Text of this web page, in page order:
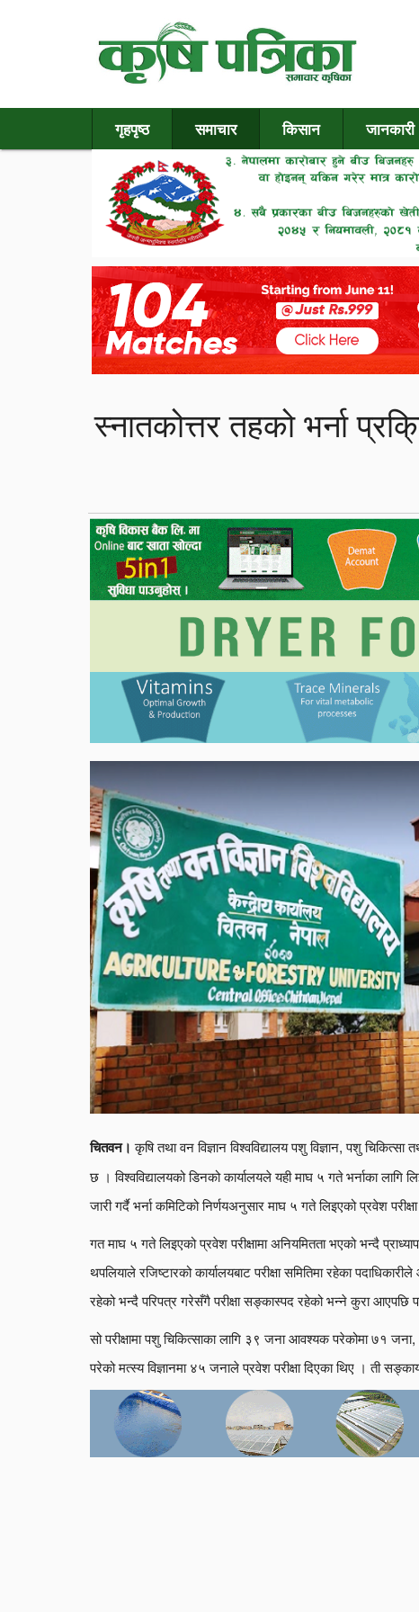
गृहपृष्ठ समाचार किसान जानकारी
स्नातकोत्तर तहको भर्ना
चितवन। कृषि तथा वन विज्ञान विश्वविद्यालय पशु विज्ञान, पशु
छ । विश्वविद्यालयको डिनको कार्यालयले यही माघ ५ गते भर्नाका लागि
जारी गर्दै भर्ना कमिटिको निर्णयअनुसार माघ ५ गते लिइएको प्रवेश
गत माघ ५ गते लिइएको प्रवेश परीक्षामा अनियमितता भएको भन्दै
थपलियाले रजिष्टारको कार्यालयबाट परीक्षा समितिमा रहेका
रहेको भन्दै परिपत्र गरेसँगै परीक्षा सङ्कास्पद रहेको भन्ने कुरा आएपछि
सो परीक्षामा पशु चिकित्साका लागि ३९ जना आवश्यक परेकोमा ७१
परेको मत्स्य विज्ञानमा ४५ जनाले प्रवेश परीक्षा दिएका थिए । ती